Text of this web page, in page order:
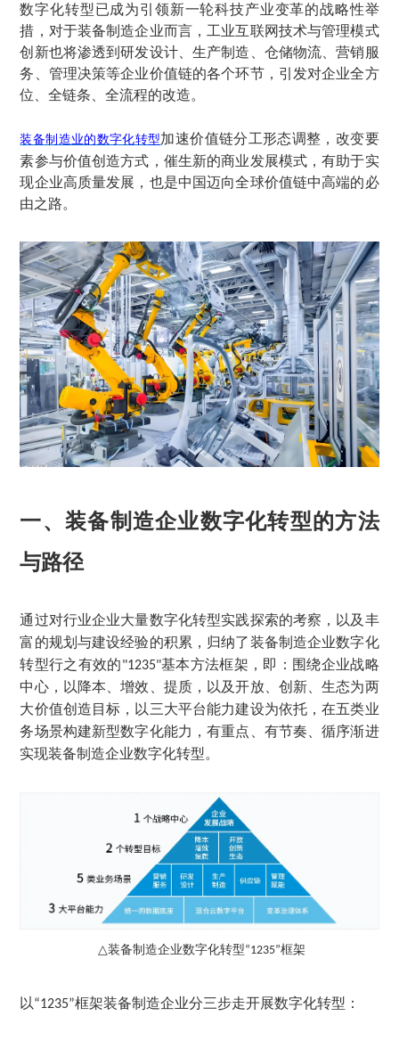
数字化转型已成为引领新一轮科技产业变革的战略性举
措，对于装备制造企业而言，工业互联网技术与管理模式
创新也将渗透到研发设计、生产制造、仓储物流、营销服
务、管理决策等企业价值链的各个环节，引发对企业全方
位、全链条、全流程的改造。
装备制造业的数字化转型加速价值链分工形态调整，改变要
素参与价值创造方式，催生新的商业发展模式，有助于实
现企业高质量发展，也是中国迈向全球价值链中高端的必
由之路。
一、装备制造企业数字化转型的方法
与路径
通过对行业企业大量数字化转型实践探索的考察，以及丰
富的规划与建设经验的积累，归纳了装备制造企业数字化
转型行之有效的"1235"基本方法框架，即：围绕企业战略
中心，以降本、增效、提质，以及开放、创新、生态为两
大价值创造目标，以三大平台能力建设为依托，在五类业
务场景构建新型数字化能力，有重点、有节奏、循序渐进
实现装备制造企业数字化转型。
△装备制造企业数字化转型“1235”框架
以“1235”框架装备制造企业分三步走开展数字化转型：